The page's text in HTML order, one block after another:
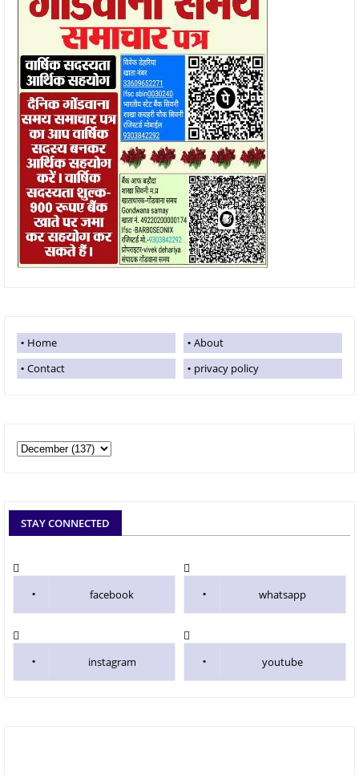
Home
About
Contact
privacy policy
STAY CONNECTED
facebook whatsapp
instagram youtube